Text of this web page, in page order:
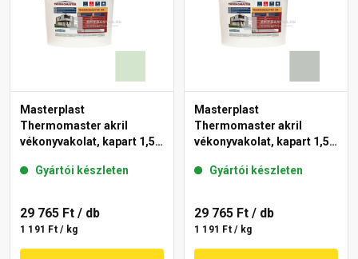
Masterplast
Thermomaster akril
vékonyvakolat, kapart 1,5
Gyártói készleten
29 765 Ft / db
1 191 Ft / kg
Masterplast
Thermomaster akril
vékonyvakolat, kapart 1,5
Gyártói készleten
29 765 Ft / db
1 191 Ft / kg